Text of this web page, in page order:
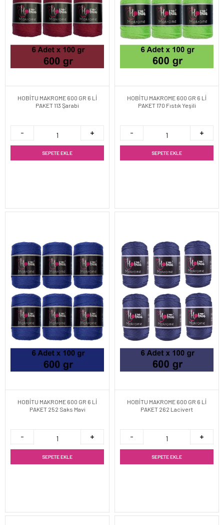
HOBİTU MAKROME 600 GR 6 Lİ
PAKET 113 Şarabi
SEPETE EKLE
HOBİTU MAKROME 600 GR 6 Lİ
PAKET 170 Fıstık Yeşili
SEPETE EKLE
HOBİTU MAKROME 600 GR 6 Lİ
PAKET 252 Saks Mavi
SEPETE EKLE
HOBİTU MAKROME 600 GR 6 Lİ
PAKET 262 Lacivert
SEPETE EKLE